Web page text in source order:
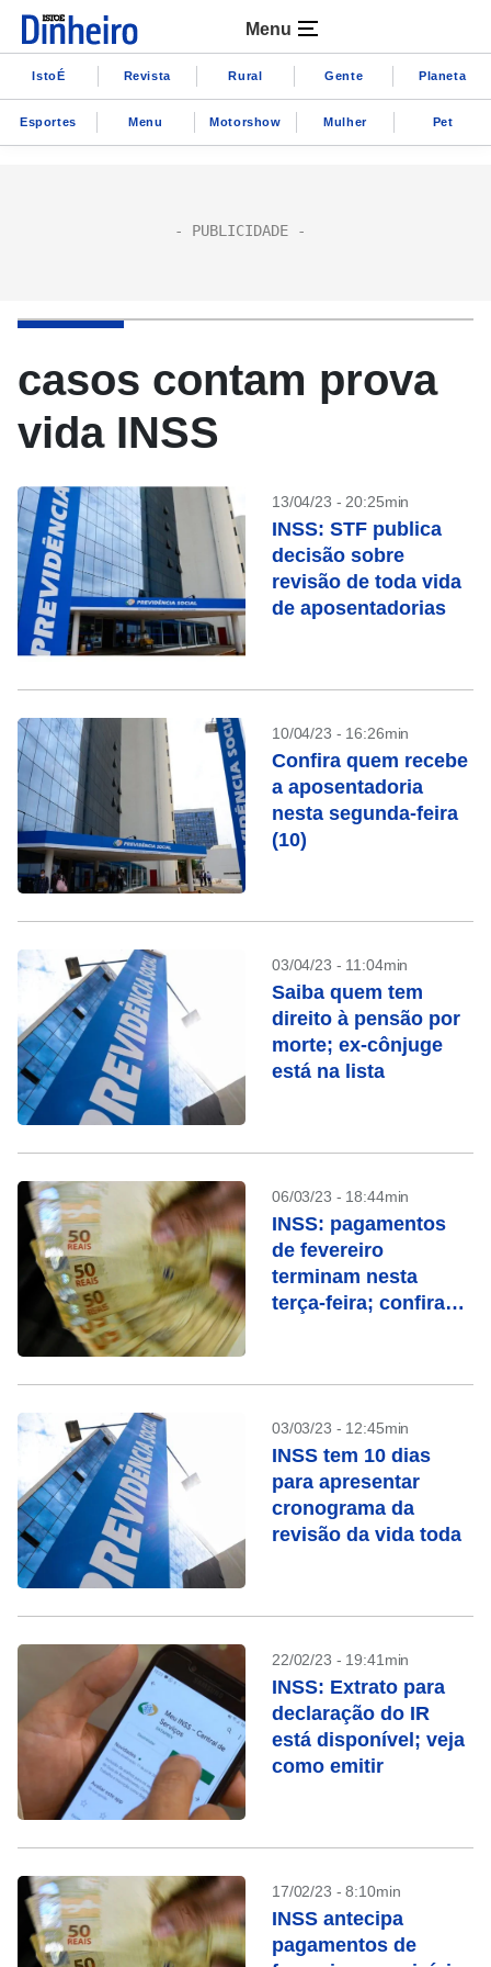
Menu
IstoÉ Revista Rural Gente Planeta
Esportes Menu Motorshow Mulher Pet
casos contam prova
vida INSS
13/04/23 - 20:25min
INSS: STF publica
decisão sobre
revisão de toda vida
de aposentadorias
10/04/23 - 16:26min
Confira quem recebe
a aposentadoria
nesta segunda-feira
(10)
03/04/23 - 11:04min
Saiba quem tem
direito à pensão por
morte; ex-cônjuge
está na lista
06/03/23 - 18:44min
INSS: pagamentos
de fevereiro
terminam nesta
terça-feira; confira
03/03/23 - 12:45min
INSS tem 10 dias
para apresentar
cronograma da
revisão da vida toda
22/02/23 - 19:41min
INSS: Extrato para
declaração do IR
está disponível; veja
como emitir
17/02/23 - 8:10min
INSS antecipa
pagamentos de